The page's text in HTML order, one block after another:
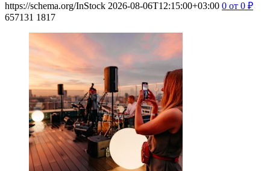
https://schema.org/InStock 2026-08-06T12:15:00+03:00 0 от 0 ₽
657131 1817